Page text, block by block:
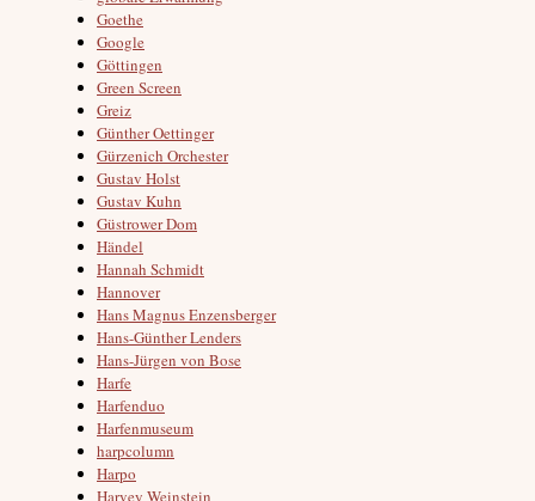
Goethe
Google
Göttingen
Green Screen
Greiz
Günther Oettinger
Gürzenich Orchester
Gustav Holst
Gustav Kuhn
Güstrower Dom
Händel
Hannah Schmidt
Hannover
Hans Magnus Enzensberger
Hans-Günther Lenders
Hans-Jürgen von Bose
Harfe
Harfenduo
Harfenmuseum
harpcolumn
Harpo
Harvey Weinstein